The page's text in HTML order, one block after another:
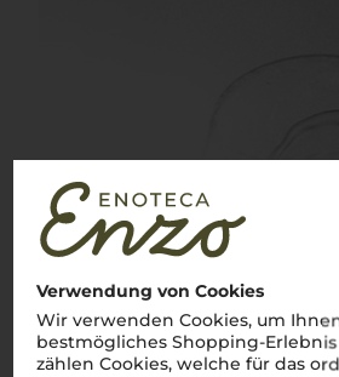
Verwendung von Cookies
Wir verwenden Cookies, um
bestmögliches Shopping-
zählen Cookies, welche für das